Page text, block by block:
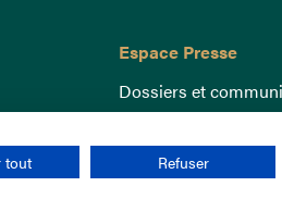
Espace Presse
Dossiers et
tout Refuser